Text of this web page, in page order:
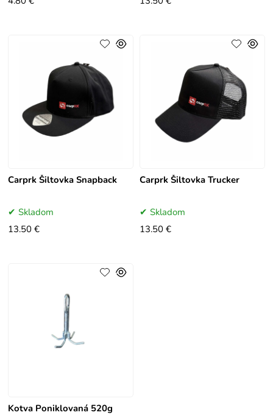
Carprk Šiltovka Snapback
Skladom
13.50 €
Carprk Šiltovka Trucker
Skladom
13.50 €
Kotva Poniklovaná 520g